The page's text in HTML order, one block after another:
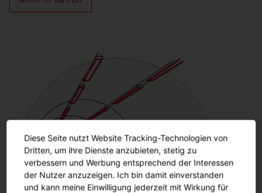
Diese Seite nutzt Website Tracking-Technologien von
Dritten, um ihre Dienste anzubieten, stetig zu
verbessern und Werbung entsprechend der Interessen
der Nutzer anzuzeigen. Ich bin damit einverstanden
und kann meine Einwilligung jederzeit mit Wirkung für